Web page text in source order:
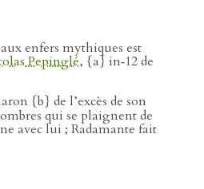
enfers mythiques est
Pepinglé, {a} in‑12 de
{b} de l’excès de son
qui se plaignent de
avec lui ; Radamante fait